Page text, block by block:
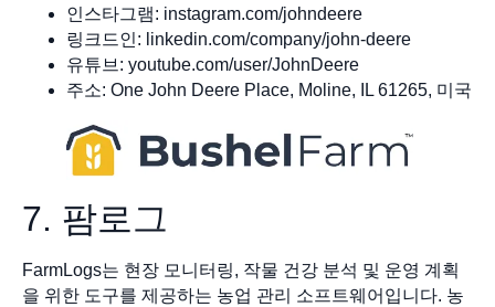
인스타그램: instagram.com/johndeere
링크드인: linkedin.com/company/john-deere
유튜브: youtube.com/user/JohnDeere
주소: One John Deere Place, Moline, IL 61265, 미국
7. 팜로그
FarmLogs는 현장 모니터링, 작물 건강 분석 및 운영 계획
을 위한 도구를 제공하는 농업 관리 소프트웨어입니다. 농